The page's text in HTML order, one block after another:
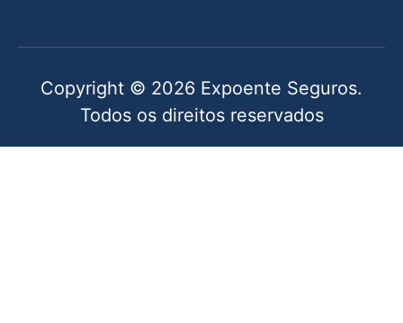
Copyright © 2026 Expoente Seguros.
Todos os direitos reservados